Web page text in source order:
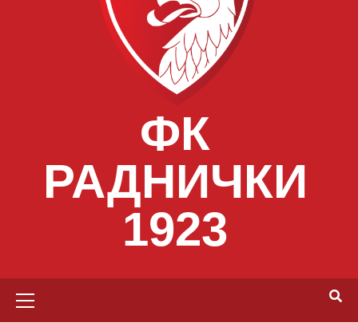
ФК
РАДНИЧКИ
1923